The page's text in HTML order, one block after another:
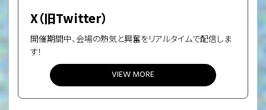
X（旧Twitter）
開催期間中、会場の熱気と興奮をリアルタイムで配信しま
す！
VIEW MORE